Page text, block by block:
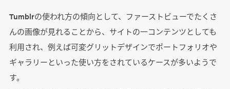
Tumblrの使われ方の傾向として、ファーストビューでたくさ
んの画像が見れることから、サイトの一コンテンツとしても
利用され、例えば可変グリットデザインでポートフォリオや
ギャラリーといった使い方をされているケースが多いようで
す。